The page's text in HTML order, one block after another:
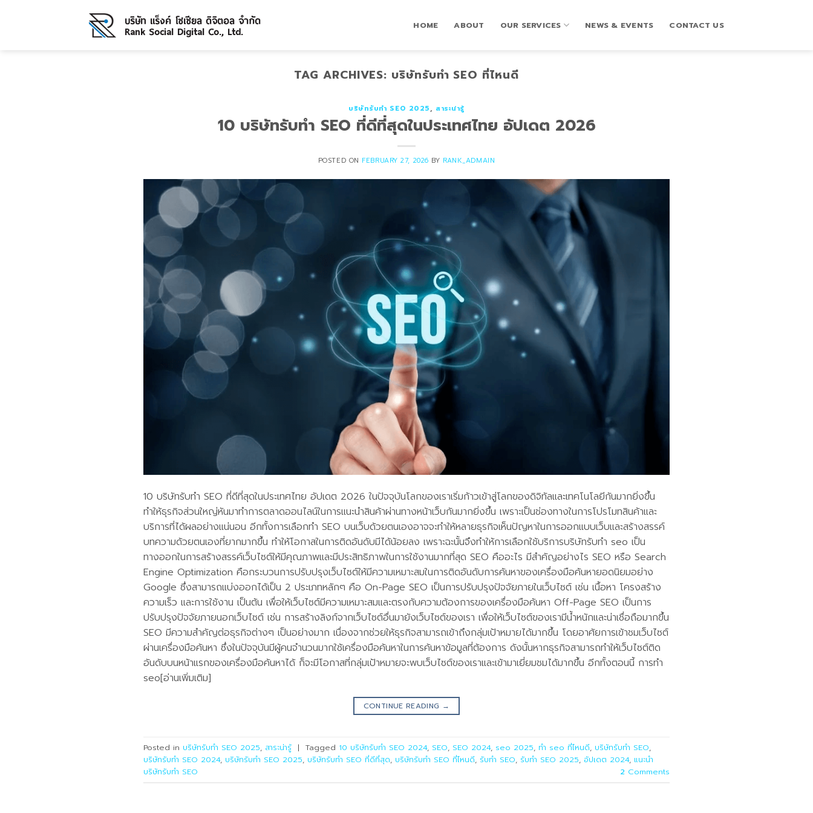
HOME ABOUT OUR SERVICES NEWS & EVENTS CONTACT US
TAG ARCHIVES: บริษัทรับทำ SEO ที่ไหนดี
บริษัทรับทำ SEO 2025, สาระน่ารู้
10 บริษัทรับทำ SEO ที่ดีที่สุดในประเทศไทย อัปเดต 2026
POSTED ON FEBRUARY 27, 2026 BY RANK_ADMAIN
10 บริษัทรับทำ SEO ที่ดีที่สุดในประเทศไทย อัปเดต 2026 ในปัจจุบันโลกของเราเริ่มก้าวเข้าสู่โลกของดิจิทัลและเทคโนโลยีกันมากยิ่งขึ้น
ทำให้ธุรกิจส่วนใหญ่หันมาทำการตลาดออนไลน์ในการแนะนำสินค้าผ่านทางหน้าเว็บกันมากยิ่งขึ้น เพราะเป็นช่องทางในการโปรโมทสินค้าและ
บริการที่ได้ผลอย่างแน่นอน อีกทั้งการเลือกทำ SEO บนเว็บด้วยตนเองอาจจะทำให้หลายธุรกิจเห็นปัญหาในการออกแบบเว็บและสร้างสรรค์
บทความด้วยตนเองที่ยากมากขึ้น ทำให้โอกาสในการติดอันดับมีได้น้อยลง เพราะฉะนั้นจึงทำให้การเลือกใช้บริการบริษัทรับทำ seo เป็น
ทางออกในการสร้างสรรค์เว็บไซต์ให้มีคุณภาพและมีประสิทธิภาพในการใช้งานมากที่สุด SEO คืออะไร มีสำคัญอย่างไร SEO หรือ Search
Engine Optimization คือกระบวนการปรับปรุงเว็บไซต์ให้มีความเหมาะสมในการติดอันดับการค้นหาของเครื่องมือค้นหายอดนิยมอย่าง
Google ซึ่งสามารถแบ่งออกได้เป็น 2 ประเภทหลักๆ คือ On-Page SEO เป็นการปรับปรุงปัจจัยภายในเว็บไซต์ เช่น เนื้อหา โครงสร้าง
ความเร็ว และการใช้งาน เป็นต้น เพื่อให้เว็บไซต์มีความเหมาะสมและตรงกับความต้องการของเครื่องมือค้นหา Off-Page SEO เป็นการ
ปรับปรุงปัจจัยภายนอกเว็บไซต์ เช่น การสร้างลิงก์จากเว็บไซต์อื่นมายังเว็บไซต์ของเรา เพื่อให้เว็บไซต์ของเรามีน้ำหนักและน่าเชื่อถือมากขึ้น
SEO มีความสำคัญต่อธุรกิจต่างๆ เป็นอย่างมาก เนื่องจากช่วยให้ธุรกิจสามารถเข้าถึงกลุ่มเป้าหมายได้มากขึ้น โดยอาศัยการเข้าชมเว็บไซต์
ผ่านเครื่องมือค้นหา ซึ่งในปัจจุบันมีผู้คนจำนวนมากใช้เครื่องมือค้นหาในการค้นหาข้อมูลที่ต้องการ ดังนั้นหากธุรกิจสามารถทำให้เว็บไซต์ติด
อันดับบนหน้าแรกของเครื่องมือค้นหาได้ ก็จะมีโอกาสที่กลุ่มเป้าหมายจะพบเว็บไซต์ของเราและเข้ามาเยี่ยมชมได้มากขึ้น อีกทั้งตอนนี้ การทำ
seo[อ่านเพิ่มเติม]
CONTINUE READING →
Posted in บริษัทรับทำ SEO 2025, สาระน่ารู้ | Tagged 10 บริษัทรับทำ SEO 2024, SEO, SEO 2024, seo 2025, ทำ seo ที่ไหนดี, บริษัทรับทำ SEO,
บริษัทรับทำ SEO 2024, บริษัทรับทำ SEO 2025, บริษัทรับทำ SEO ที่ดีที่สุด, บริษัทรับทำ SEO ที่ไหนดี, รับทำ SEO, รับทำ SEO 2025, อัปเดต 2024, แนะนำ
บริษัทรับทำ SEO
2 Comments